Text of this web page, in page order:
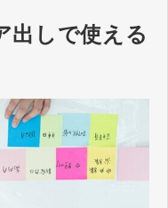
出しで使える